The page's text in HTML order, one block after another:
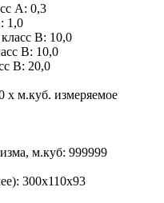
А: 0,3
1,0
В: 10,0
В: 10,0
В: 20,0
х м.куб. измеряемое
м.куб: 999999
300х110х93